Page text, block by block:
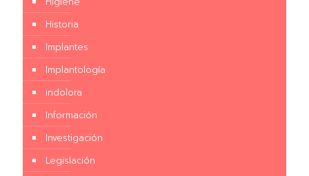
Historia
Implantes
Implantología
indolora
Información
Investigación
Legislación